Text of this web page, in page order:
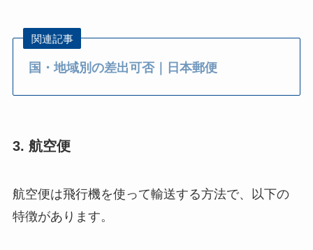
関連記事
国・地域別の差出可否｜日本郵便
3. 航空便
航空便は飛行機を使って輸送する方法で、以下の
特徴があります。